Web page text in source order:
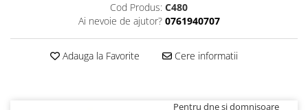
Cod Produs: C480
Ai nevoie de ajutor? 0761940707
Adauga la Favorite Cere informatii
Pentru dne si domnisoare